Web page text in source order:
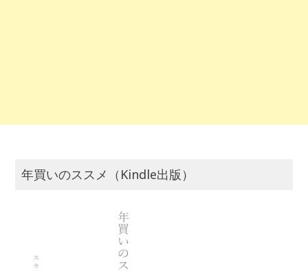
年買いのススメ（Kindle出版）